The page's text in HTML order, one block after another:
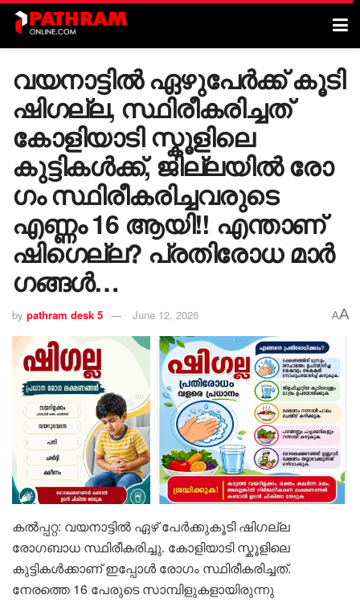
വയനാട്ടിൽ ഏഴുപേർക്ക് കൂടി
ഷി​ഗല്ല, സ്ഥിരീകരിച്ചത്
കോളിയാടി സ്കൂളിലെ
കുട്ടികൾക്ക്, ജില്ലയിൽ രോ​
ഗം സ്ഥിരീകരിച്ചവരുടെ
എണ്ണം 16 ആയി!! എന്താണ്
ഷി​ഗെല്ല? പ്രതിരോധ മാർ​
ഗങ്ങൾ…
by pathram desk 5 June 12, 2026 AA
കൽപ്പറ്റ: വയനാട്ടിൽ ഏഴ് പേർക്കുകൂടി ഷിഗല്ല
രോഗബാധ സ്ഥിരീകരിച്ചു. കോളിയാടി സ്കൂളിലെ
കുട്ടികൾക്കാണ് ഇപ്പോൾ രോഗം സ്ഥിരീകരിച്ചത്.
നേരത്തെ 16 പേരുടെ സാമ്പിളുകളായിരുന്നു